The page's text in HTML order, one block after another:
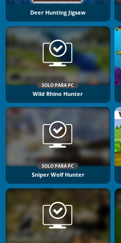
Deer Hunting Jigsaw
SOLO PARA PC
Wild Rhino Hunter
SOLO PARA PC
Sniper Wolf Hunter